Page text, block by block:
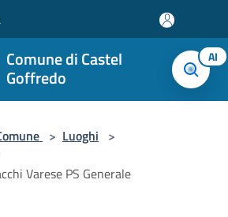
Comune di Castel
Goffredo
AI
> Luoghi >
Varese PS Generale